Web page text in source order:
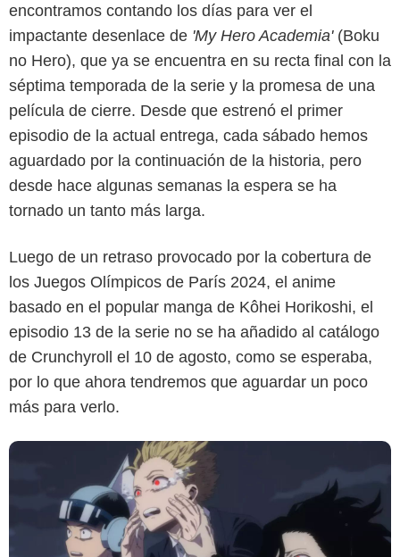
encontramos contando los días para ver el
impactante desenlace de 'My Hero Academia'(Boku
no Hero), que ya se encuentra en su recta final con la
séptima temporada de la serie y la promesa de una
película de cierre. Desde que estrenó el primer
episodio de la actual entrega, cada sábado hemos
aguardado por la continuación de la historia, pero
desde hace algunas semanas la espera se ha
tornado un tanto más larga.
Luego de un retraso provocado por la cobertura de
los Juegos Olímpicos de París 2024, el anime
basado en el popular manga de Kôhei Horikoshi, el
episodio 13 de la serie no se ha añadido al catálogo
de Crunchyroll el 10 de agosto, como se esperaba,
por lo que ahora tendremos que aguardar un poco
más para verlo.